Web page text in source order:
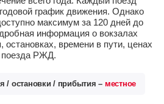
график движения. Однако
максимум за 120 дней до
информация о вокзалах
остановках, времени в пути, ценах
поезда РЖД.
/ остановки / прибытия – местное